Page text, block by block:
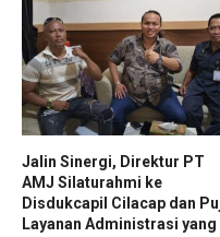
Jalin Sinergi, Direktur PT
AMJ Silaturahmi ke
Disdukcapil Cilacap dan
Layanan Administrasi yang